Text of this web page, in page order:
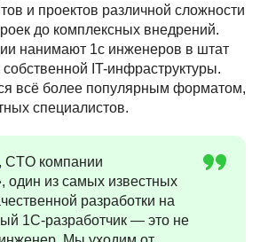
и проектов различной сложности
до комплексных внедрений.
нанимают 1с инженеров в штат
IT-инфраструктуры.
всё более популярным форматом,
специалистов.
, CTO компании
один из самых известных
разработки на
1С-разработчик — это не